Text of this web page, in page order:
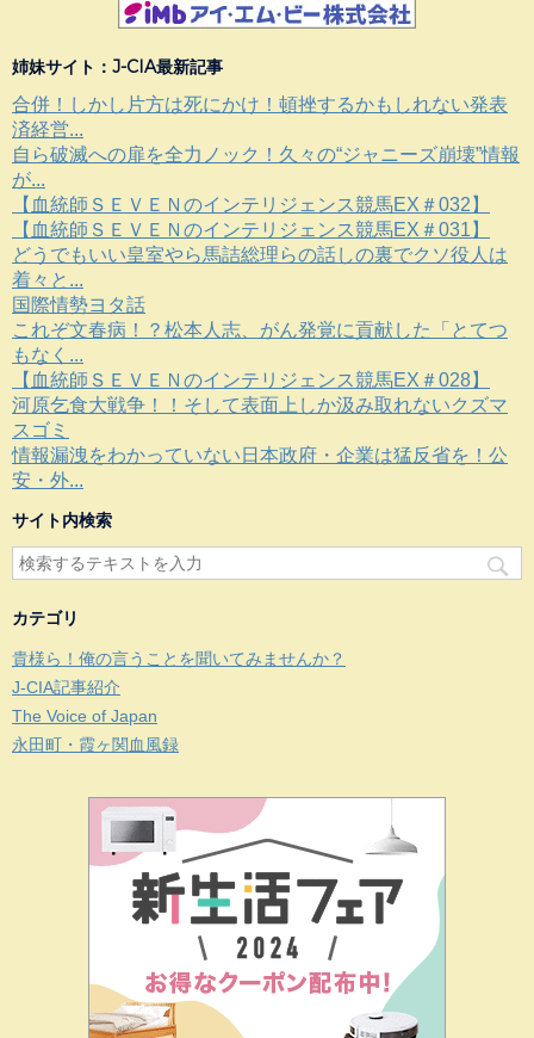
姉妹サイト：J-CIA最新記事
合併！しかし片方は死にかけ！頓挫するかもしれない発表
済経営...
自ら破滅への扉を全力ノック！久々の“ジャニーズ崩壊”情報
が...
【血統師ＳＥＶＥＮのインテリジェンス競馬EX＃032】
【血統師ＳＥＶＥＮのインテリジェンス競馬EX＃031】
どうでもいい皇室やら馬詰総理らの話しの裏でクソ役人は
着々と...
国際情勢ヨタ話
これぞ文春病！？松本人志、がん発覚に貢献した「とてつ
もなく...
【血統師ＳＥＶＥＮのインテリジェンス競馬EX＃028】
河原乞食大戦争！！そして表面上しか汲み取れないクズマ
スゴミ
情報漏洩をわかっていない日本政府・企業は猛反省を！公
安・外...
サイト内検索
カテゴリ
貴様ら！俺の言うことを聞いてみませんか？
J-CIA記事紹介
The Voice of Japan
永田町・霞ヶ関血風録